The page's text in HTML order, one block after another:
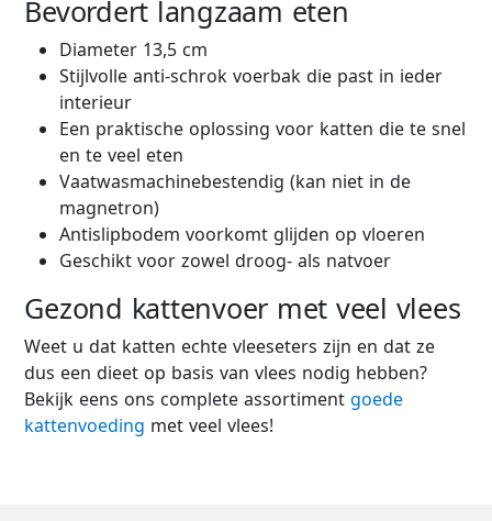
Bevordert langzaam eten
Diameter 13,5 cm
Stijlvolle anti-schrok voerbak die past in ieder
interieur
Een praktische oplossing voor katten die te snel
en te veel eten
Vaatwasmachinebestendig (kan niet in de
magnetron)
Antislipbodem voorkomt glijden op vloeren
Geschikt voor zowel droog- als natvoer
Gezond kattenvoer met veel vlees
Weet u dat katten echte vleeseters zijn en dat ze
dus een dieet op basis van vlees nodig hebben?
Bekijk eens ons complete assortimentgoede
kattenvoeding met veel vlees!